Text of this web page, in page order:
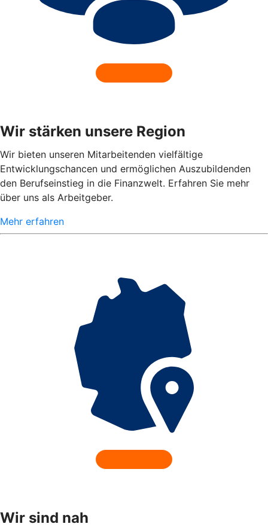
Wir stärken unsere Region
Wir bieten unseren Mitarbeitenden vielfältige
Entwicklungschancen und ermöglichen Auszubildenden
den Berufseinstieg in die Finanzwelt. Erfahren Sie mehr
über uns als Arbeitgeber.
Mehr erfahren
Wir sind nah